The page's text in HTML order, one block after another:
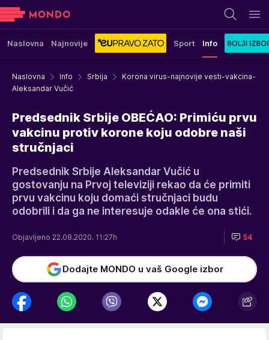
Naslovna Najnovije Sport Info
Naslovna Info Srbija
Korona virus-najnovije vesti-vakcina-
Aleksandar Vučić
Predsednik Srbije OBEĆAO: Primiću prvu
vakcinu protiv korone koju odobre naši
stručnjaci
Predsednik Srbije Aleksandar Vučić u
gostovanju na Prvoj televiziji rekao da će primiti
prvu vakcinu koju domaći stručnjaci budu
odobrili i da ga ne interesuje odakle će ona stići.
Objavljeno 22.08.2020. 11:27h 54
Dodajte MONDO u vaš Google izbor